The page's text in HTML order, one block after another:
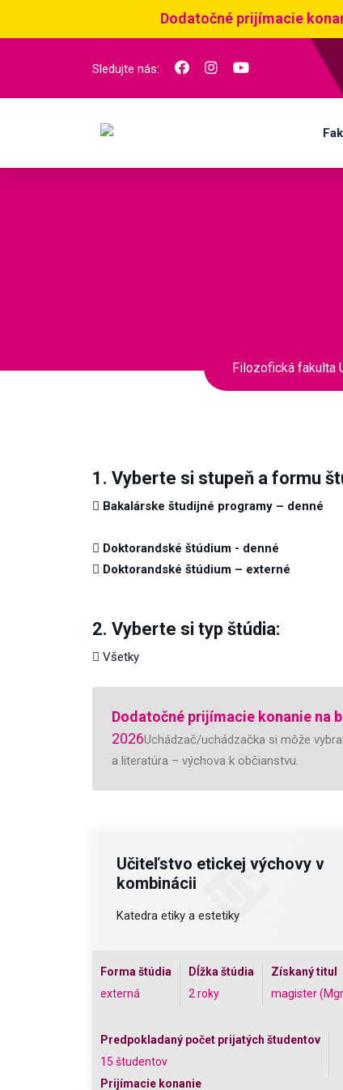
Dodatočné prijímacie
Sledujte nás:
Filozofická fakulta
1. Vyberte si stupeň a formu
Bakalárske študijné programy – denné
Doktorandské štúdium - denné
Doktorandské štúdium – externé
2. Vyberte si typ štúdia:
Všetky
Dodatočné prijímacie konanie na
2026Uchádzač/uchádzačka si môže
a literatúra – výchova k občianstvu.
Učiteľstvo etickej výchovy v
kombinácii
Katedra etiky a estetiky
Forma štúdia
externá
Dĺžka štúdia
2 roky
Získaný titul
magister
Predpokladaný počet prijatých študentov
15 študentov
Prijímacie konanie